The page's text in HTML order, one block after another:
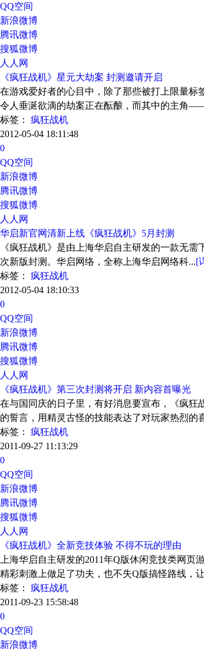
QQ空间
新浪微博
腾讯微博
搜狐微博
人人网
《疯狂战机》星元大劫案 封测邀请开启
在游戏爱好者的心目中，除了那些被打上限量标
令人垂涎欲滴的劫案正在酝酿，而其中的主角
标签：
疯狂战机
2012-05-04 18:11:48
0
QQ空间
新浪微博
腾讯微博
搜狐微博
人人网
华启新官网清新上线《疯狂战机》5月封测
《疯狂战机》是由上海华启自主研发的一款无
次新版封测。华启网络，全称上海华启网络科...[
标签：
疯狂战机
2012-05-04 18:10:33
0
QQ空间
新浪微博
腾讯微博
搜狐微博
人人网
《疯狂战机》第三次封测将开启 新内容首曝光
在与国同庆的日子里，有好消息要宣布，《疯
的誓言，用精灵古怪的技能表达了对玩家热烈的
标签：
疯狂战机
2011-09-27 11:13:29
0
QQ空间
新浪微博
腾讯微博
搜狐微博
人人网
《疯狂战机》全新竞技体验 不得不玩的理由
上海华启自主研发的2011年Q版休闲竞技类网
精彩刺激上做足了功夫，也不失Q版搞怪路线，
标签：
疯狂战机
2011-09-23 15:58:48
0
QQ空间
新浪微博